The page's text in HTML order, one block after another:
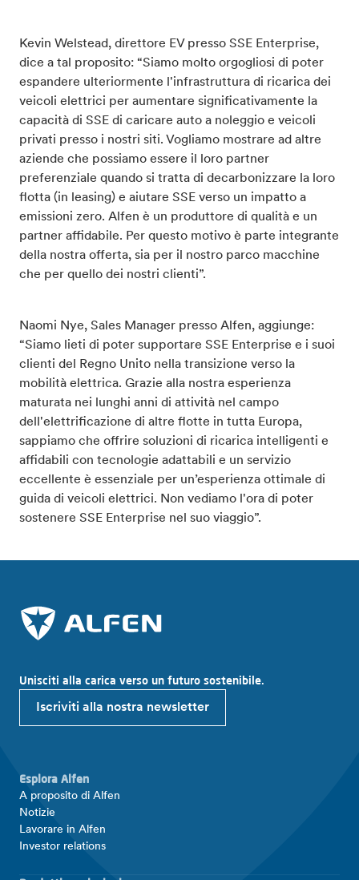
Kevin Welstead, direttore EV presso SSE Enterprise,
dice a tal proposito: “Siamo molto orgogliosi di poter
espandere ulteriormente l'infrastruttura di ricarica dei
veicoli elettrici per aumentare significativamente la
capacità di SSE di caricare auto a noleggio e veicoli
privati presso i nostri siti. Vogliamo mostrare ad altre
aziende che possiamo essere il loro partner
preferenziale quando si tratta di decarbonizzare la loro
flotta (in leasing) e aiutare SSE verso un impatto a
emissioni zero. Alfen è un produttore di qualità e un
partner affidabile. Per questo motivo è parte integrante
della nostra offerta, sia per il nostro parco macchine
che per quello dei nostri clienti”.
Naomi Nye, Sales Manager presso Alfen, aggiunge:
“Siamo lieti di poter supportare SSE Enterprise e i suoi
clienti del Regno Unito nella transizione verso la
mobilità elettrica. Grazie alla nostra esperienza
maturata nei lunghi anni di attività nel campo
dell'elettrificazione di altre flotte in tutta Europa,
sappiamo che offrire soluzioni di ricarica intelligenti e
affidabili con tecnologie adattabili e un servizio
eccellente è essenziale per un’esperienza ottimale di
guida di veicoli elettrici. Non vediamo l'ora di poter
sostenere SSE Enterprise nel suo viaggio”.
Unisciti alla carica verso un futuro sostenibile.
Iscriviti alla nostra newsletter
Esplora Alfen
A proposito di Alfen
Notizie
Lavorare in Alfen
Investor relations